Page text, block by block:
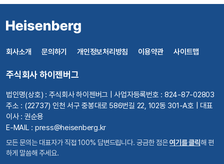
회사소개 문의하기 개인정보처리방침 이용약관 사이트맵
주식회사 하이젠버그
법인명(상호) : 주식회사 하이젠버그 | 사업자등록번호 : 824-87-02803
주소 : (22737) 인천 서구 중봉대로 586번길 22, 102동 301-A호 | 대표
이사 : 권순용
E-MAIL : press@heisenberg.kr
모든 문의는 대표자가 직접 100% 답변드립니다. 궁금한 점은여기를 클릭해 편
하게 말씀해 주세요.